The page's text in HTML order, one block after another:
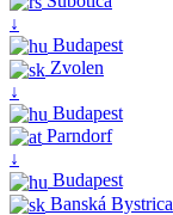
↓
Budapest
Zvolen
↓
Budapest
Parndorf
↓
Budapest
Banská Bystrica